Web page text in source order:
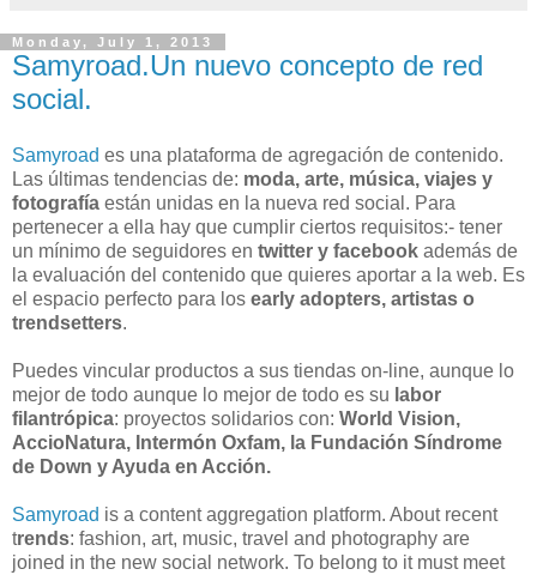
Monday, July 1, 2013
Samyroad.Un nuevo concepto de red
social.
Samyroad es una plataforma de agregación de contenido.
Las últimas tendencias de: moda, arte, música, viajes y
fotografía están unidas en la nueva red social. Para
pertenecer a ella hay que cumplir ciertos requisitos:- tener
un mínimo de seguidores en twitter y facebook además de
la evaluación del contenido que quieres aportar a la web. Es
el espacio perfecto para los early adopters, artistas o
trendsetters.
Puedes vincular productos a sus tiendas on-line, aunque lo
mejor de todo aunque lo mejor de todo es su labor
filantrópica: proyectos solidarios con: World Vision,
AccioNatura, Intermón Oxfam, la Fundación Síndrome
de Down y Ayuda en Acción.
Samyroad is a content aggregation platform. Aboutrecent
trends: fashion, art, music, travel and photography are
joined in the new social network. To belong to it must meet